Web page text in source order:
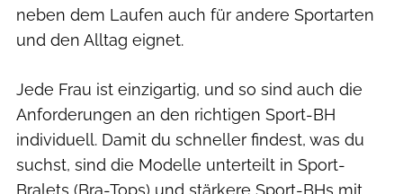
neben dem Laufen auch für andere Sportarten
und den Alltag eignet.
Jede Frau ist einzigartig, und so sind auch die
Anforderungen an den richtigen Sport-BH
individuell. Damit du schneller findest, was du
suchst, sind die Modelle unterteilt in Sport-
Bralets (Bra-Tops) und stärkere Sport-BHs mit